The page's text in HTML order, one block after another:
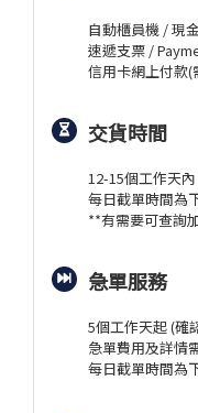
自動櫃員機 / 現
速遞支票 /
信用卡網上付款
交貨時間
12-15個工作天
每日截單時間為
**有需要可查詢
急單服務
5個工作天起 (確
急單費用及詳情
每日截單時間為